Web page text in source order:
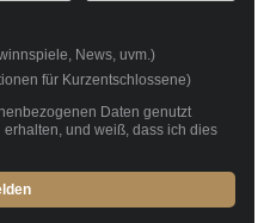
News, uvm.)
für Kurzentschlossene)
Daten genutzt
und weiß, dass ich dies